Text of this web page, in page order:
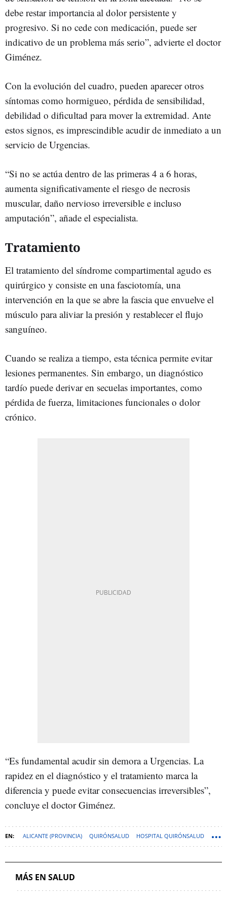
debe restar importancia al dolor persistente y
progresivo. Si no cede con medicación, puede ser
indicativo de un problema más serio”, advierte el doctor
Giménez.
Con la evolución del cuadro, pueden aparecer otros
síntomas como hormigueo, pérdida de sensibilidad,
debilidad o dificultad para mover la extremidad. Ante
estos signos, es imprescindible acudir de inmediato a un
servicio de Urgencias.
“Si no se actúa dentro de las primeras 4 a 6 horas,
aumenta significativamente el riesgo de necrosis
muscular, daño nervioso irreversible e incluso
amputación”, añade el especialista.
Tratamiento
El tratamiento del síndrome compartimental agudo es
quirúrgico y consiste en una fasciotomía, una
intervención en la que se abre la fascia que envuelve el
músculo para aliviar la presión y restablecer el flujo
sanguíneo.
Cuando se realiza a tiempo, esta técnica permite evitar
lesiones permanentes. Sin embargo, un diagnóstico
tardío puede derivar en secuelas importantes, como
pérdida de fuerza, limitaciones funcionales o dolor
crónico.
“Es fundamental acudir sin demora a Urgencias. La
rapidez en el diagnóstico y el tratamiento marca la
diferencia y puede evitar consecuencias irreversibles”,
concluye el doctor Giménez.
ALICANTE (PROVINCIA) QUIRÓNSALUD HOSPITAL QUIRÓNSALUD
MÁS EN SALUD